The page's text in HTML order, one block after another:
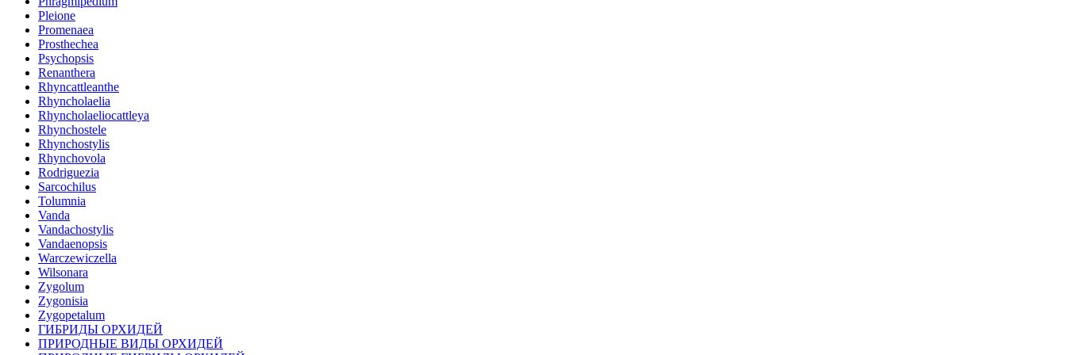
Pleione
Promenaea
Prosthechea
Psychopsis
Renanthera
Rhyncattleanthe
Rhyncholaelia
Rhyncholaeliocattleya
Rhynchostele
Rhynchostylis
Rhynchovola
Rodriguezia
Sarcochilus
Tolumnia
Vanda
Vandachostylis
Vandaenopsis
Warczewiczella
Wilsonara
Zygolum
Zygonisia
Zygopetalum
ГИБРИДЫ ОРХИДЕЙ
ПРИРОДНЫЕ ВИДЫ ОРХИДЕЙ